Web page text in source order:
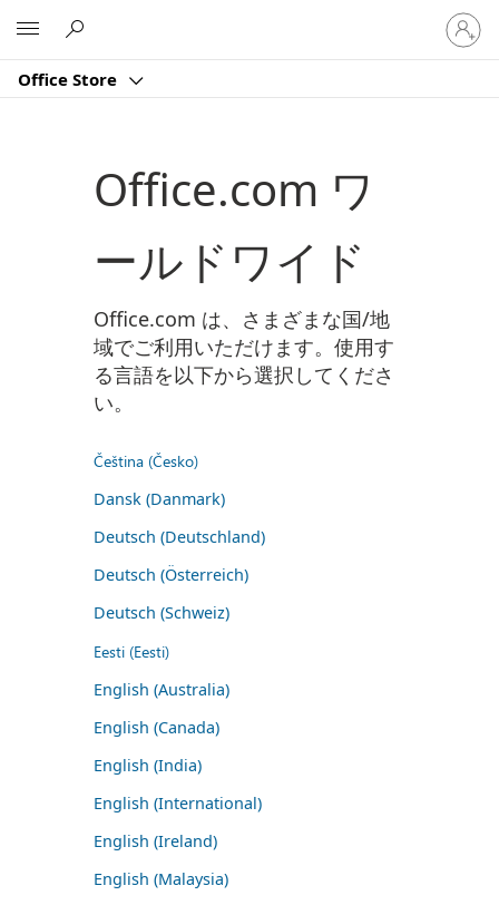
Office Store
ア
カ
ウ
Office.com ワ
ールドワイド
Office.com は、さまざまな国/地
域でご利用いただけます。使用す
る言語を以下から選択してくださ
い。
Čeština (Česko)
Dansk (Danmark)
Deutsch (Deutschland)
Deutsch (Österreich)
Deutsch (Schweiz)
Eesti (Eesti)
English (Australia)
English (Canada)
English (India)
English (International)
English (Ireland)
English (Malaysia)